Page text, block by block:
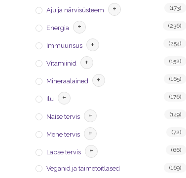
Aju ja närvisüsteem + (173)
Energia + (236)
Immuunsus + (254)
Vitamiinid + (152)
Mineraalained + (165)
Ilu + (176)
Naise tervis + (149)
Mehe tervis + (72)
Lapse tervis + (66)
Veganid ja taimetoitlased (169)